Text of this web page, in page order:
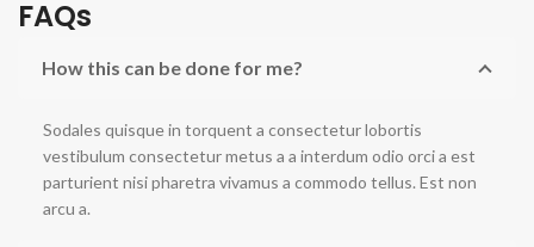
FAQs
How this can be done for me?
Sodales quisque in torquent a consectetur lobortis
vestibulum consectetur metus a a interdum odio orci a est
parturient nisi pharetra vivamus a commodo tellus. Est non
arcu a.